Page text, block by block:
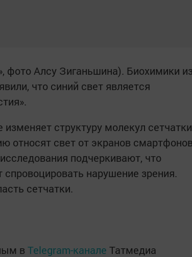
фото Алсу Зиганьшина). Биохимики
что синий свет является
структуру молекул сетчатки
относят свет от экранов
подчеркивают, что
нарушение зрения.
сетчатки.
в Telegram-канале Татмедиа